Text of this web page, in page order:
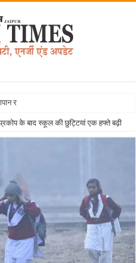
रवाना हुई बियानी
के बाद स्कूल की छुट्टियां एक हफ्ते बढ़ी